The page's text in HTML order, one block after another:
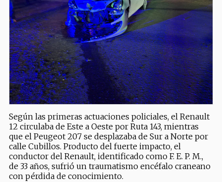
Según las primeras actuaciones policiales, el Renault
12 circulaba de Este a Oeste por Ruta 143, mientras
que el Peugeot 207 se desplazaba de Sur a Norte por
calle Cubillos. Producto del fuerte impacto, el
conductor del Renault, identificado como F. E. P. M.,
de 33 años, sufrió un traumatismo encéfalo craneano
con pérdida de conocimiento.